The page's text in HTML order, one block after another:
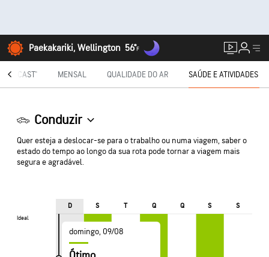
Paekakariki, Wellington 56°F
MENSAL QUALIDADE DO AR SAÚDE E ATIVIDADES
Conduzir
Quer esteja a deslocar-se para o trabalho ou numa viagem, saber o
estado do tempo ao longo da sua rota pode tornar a viagem mais
segura e agradável.
Ideal
D S T Q Q S S
Ideal
domingo, 09/08